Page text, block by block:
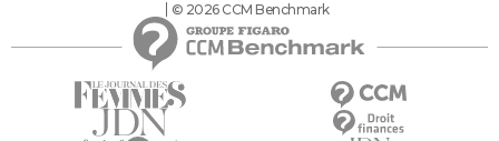
© 2026 CCM Benchmark